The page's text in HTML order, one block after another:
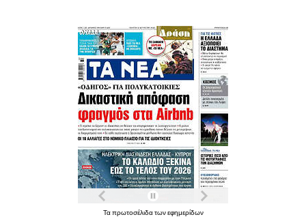
Τα πρωτοσέλιδα των εφημερίδων